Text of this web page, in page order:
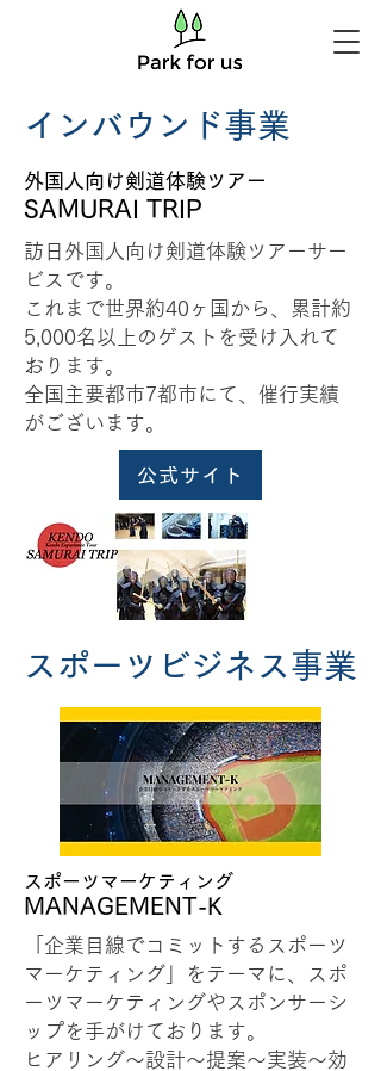
インバウンド事業
外国人向け​剣道体験ツアー
SAMURAI TRIP
訪日外国人向け剣道体験ツアーサー
ビスです。
これまで世界約40ヶ国から、累計約
5,000名以上のゲストを受け入れて
おります。
​全国主要都市7都市にて、催行実績
がございます。
公式サイト
スポーツビジネス事業
スポーツマーケティング
MANAGEMENT-K
「企業目線でコミットするスポーツ
マーケティング」をテーマに、スポ
ーツマーケティングやスポンサーシ
ップを手がけております。
ヒアリング〜設計〜提案〜実装〜効